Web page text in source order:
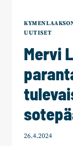
UUTISET
Mervi
26.4.2024